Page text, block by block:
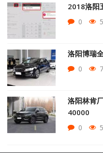
2018洛阳
0
洛阳博瑞
0
洛阳林肯
40000
0